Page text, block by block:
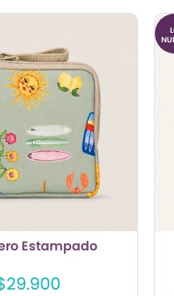
Estampado